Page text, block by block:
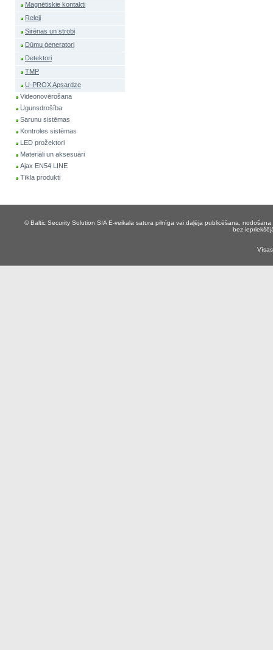
Magnētiskie kontakti
Releji
Sirēnas un strobi
Dūmu ģeneratori
Detektori
TMP
U-PROX Apsardze
Videonovērošana
Ugunsdrošība
Sarunu sistēmas
Kontroles sistēmas
LED prožektori
Materiāli un aksesuāri
Ajax EN54 LINE
Tīkla produkti
© Baltic Security Solution SIA E-veikala satura pilnīga vai daļēja publicēšana,
bez